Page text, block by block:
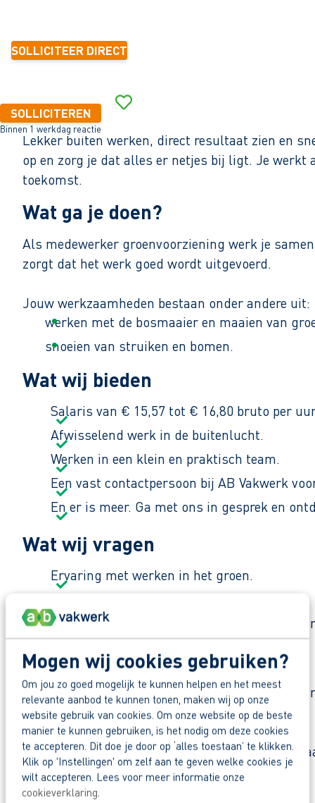
Mogen wij cookies gebruiken?
Om jou zo goed mogelijk te kunnen helpen en het meest
relevante aanbod te kunnen tonen, maken wij op onze
website gebruik van cookies. Om onze website op de beste
manier te kunnen gebruiken, is het nodig om deze cookies
te accepteren. Dit doe je door op ‘alles toestaan’ te klikken.
Klik op 'Instellingen' om zelf aan te geven welke cookies je
wilt accepteren. Lees voor meer informatie onze
cookieverklaring.
SOLLICITEER DIRECT
SOLLICITEREN
Binnen 1 werkdag reactie
Lekker buiten werken, direct resultaat zien en
op en zorg je dat alles er netjes bij ligt. Je werkt
toekomst.
Wat ga je doen?
Als medewerker groenvoorziening werk je
zorgt dat het werk goed wordt uitgevoerd.
Jouw werkzaamheden bestaan onder andere uit:
werken met de bosmaaier en maaien van
snoeien van struiken en bomen.
uitvoeren van onderhoudswerkzaamheden
zorgen voor een nette en veilige werkplek.
samenwerken met een collega en
Je werkt van maandag tot en met vrijdag van
Wat wij bieden
Salaris van € 15,57 tot € 16,80 bruto per
Afwisselend werk in de buitenlucht.
Werken in een klein en praktisch team.
Een vast contactpersoon bij AB Vakwerk
En er is meer. Ga met ons in gesprek en
Wat wij vragen
Ervaring met werken in het groen.
Fysiek werk willen doen en buiten willen
Waar ga je aan het werk?
Je werkt bij een groenbedrijf in de regio dat
verschillende locaties.
De werksfeer is nuchter en praktisch. “Gewoon
Zo maak je werk van jouw toekomst